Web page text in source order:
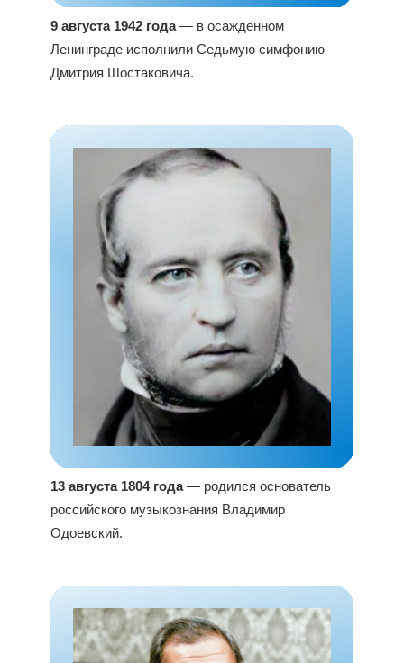
9 августа 1942 года— в осажденном
Ленинграде исполнили Седьмую симфонию
Дмитрия Шостаковича.
13 августа 1804 года— родился основатель
российского музыкознания Владимир
Одоевский.